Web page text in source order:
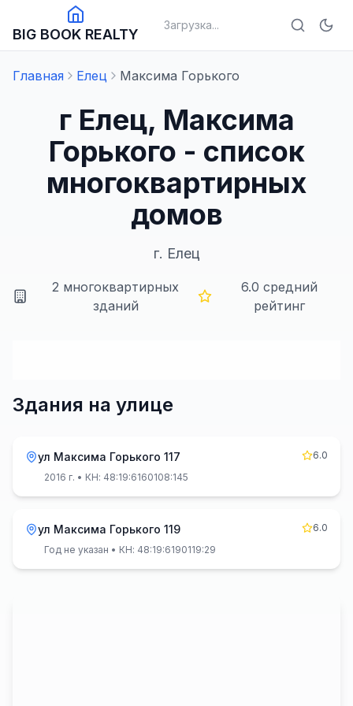
BIG BOOK REALTY
Загрузка...
Главная Елец Максима Горького
г Елец, Максима
Горького - список
многоквартирных
домов
г. Елец
2 многоквартирных
зданий
6.0 средний
рейтинг
Здания на улице
ул Максима Горького 117
6.0
2016 г. • КН: 48:19:6160108:145
ул Максима Горького 119
6.0
Год не указан • КН: 48:19:6190119:29